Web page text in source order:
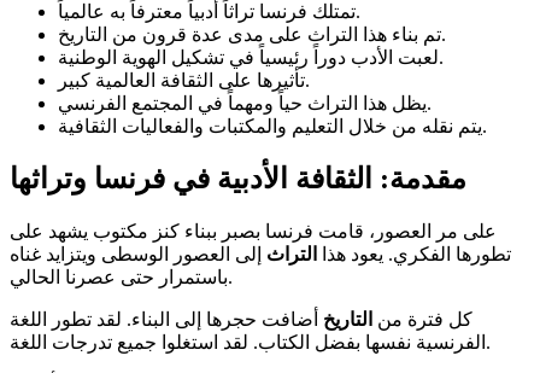
تمتلك فرنسا تراثاً أدبياً معترفاً به عالمياً.
تم بناء هذا التراث على مدى عدة قرون من التاريخ.
لعبت الأدب دوراً رئيسياً في تشكيل الهوية الوطنية.
تأثيرها على الثقافة العالمية كبير.
يظل هذا التراث حياً ومهماً في المجتمع الفرنسي.
يتم نقله من خلال التعليم والمكتبات والفعاليات الثقافية.
مقدمة: الثقافة الأدبية في فرنسا وتراثها
على مر العصور، قامت فرنسا بصبر ببناء كنز مكتوب يشهد على
تطورها الفكري. يعود هذا
التراث إلى العصور الوسطى ويتزايد غناه
باستمرار حتى عصرنا الحالي.
كل فترة من التاريخ أضافت حجرها إلى البناء. لقد تطور اللغة
الفرنسية نفسها بفضل الكتاب. لقد استغلوا جميع تدرجات اللغة.